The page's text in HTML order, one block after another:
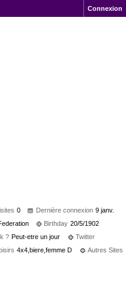
Connexion
0 Dernière connexion 9 janv.
Birthday 20/5/1902
? Peut-etre un jour
Twitter
4x4,biere,femme D
Autres Sites